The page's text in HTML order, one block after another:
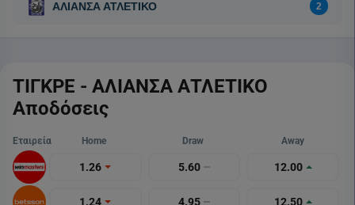
ΤΙΓΚΡΕ - ΑΛΙΑΝΣΑ ΑΤΛΕΤΙΚΟ
Αποδόσεις
Εταιρεία Home Draw Away
1.26 5.60 12.00
1.24 4.95 12.50